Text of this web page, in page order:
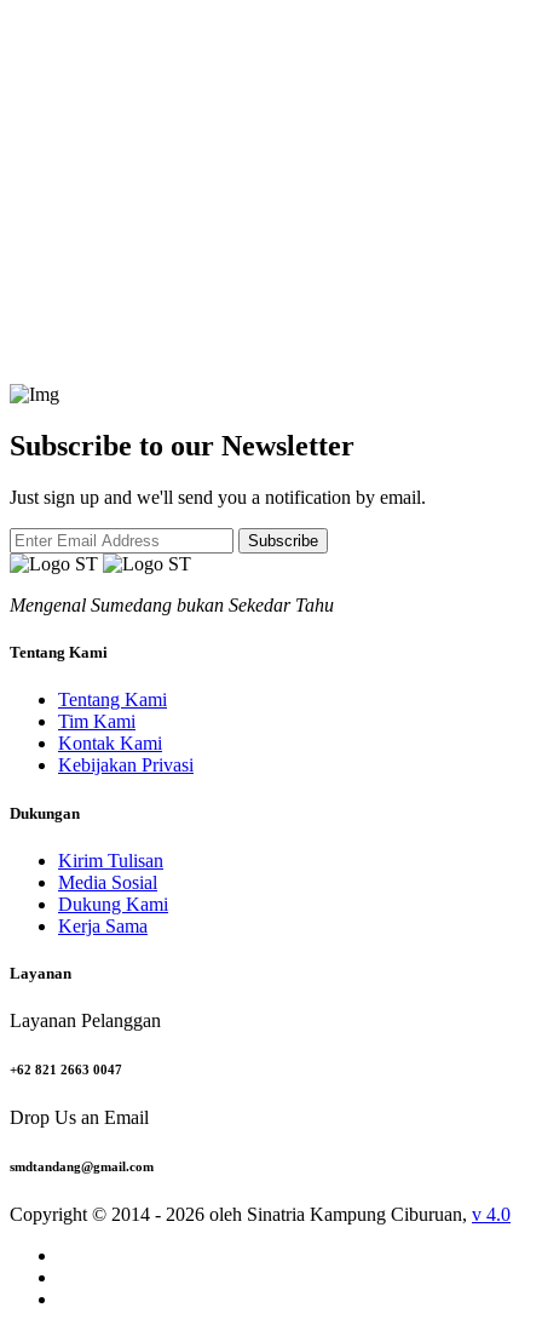
Subscribe to our Newsletter
Just sign up and we'll send you a notification by email.
Subscribe
Mengenal Sumedang bukan Sekedar Tahu
Tentang Kami
Tentang Kami
Tim Kami
Kontak Kami
Kebijakan Privasi
Dukungan
Kirim Tulisan
Media Sosial
Dukung Kami
Kerja Sama
Layanan
Layanan Pelanggan
+62 821 2663 0047
Drop Us an Email
smdtandang@gmail.com
Copyright © 2014 - 2026 oleh Sinatria Kampung Ciburuan, v 4.0